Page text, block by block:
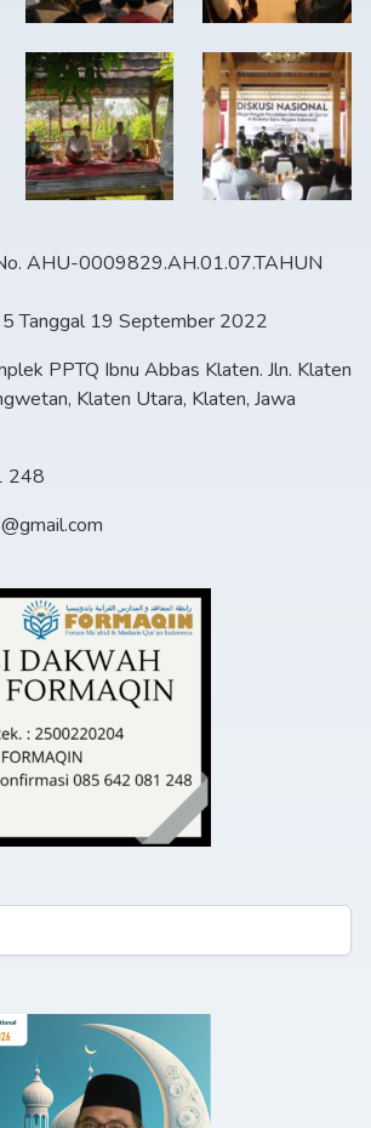
AHU-0009829.AH.01.07.TAHUN
Tanggal 19 September 2022
PPTQ Ibnu Abbas Klaten. Jln. Klaten
Klaten Utara, Klaten, Jawa
248